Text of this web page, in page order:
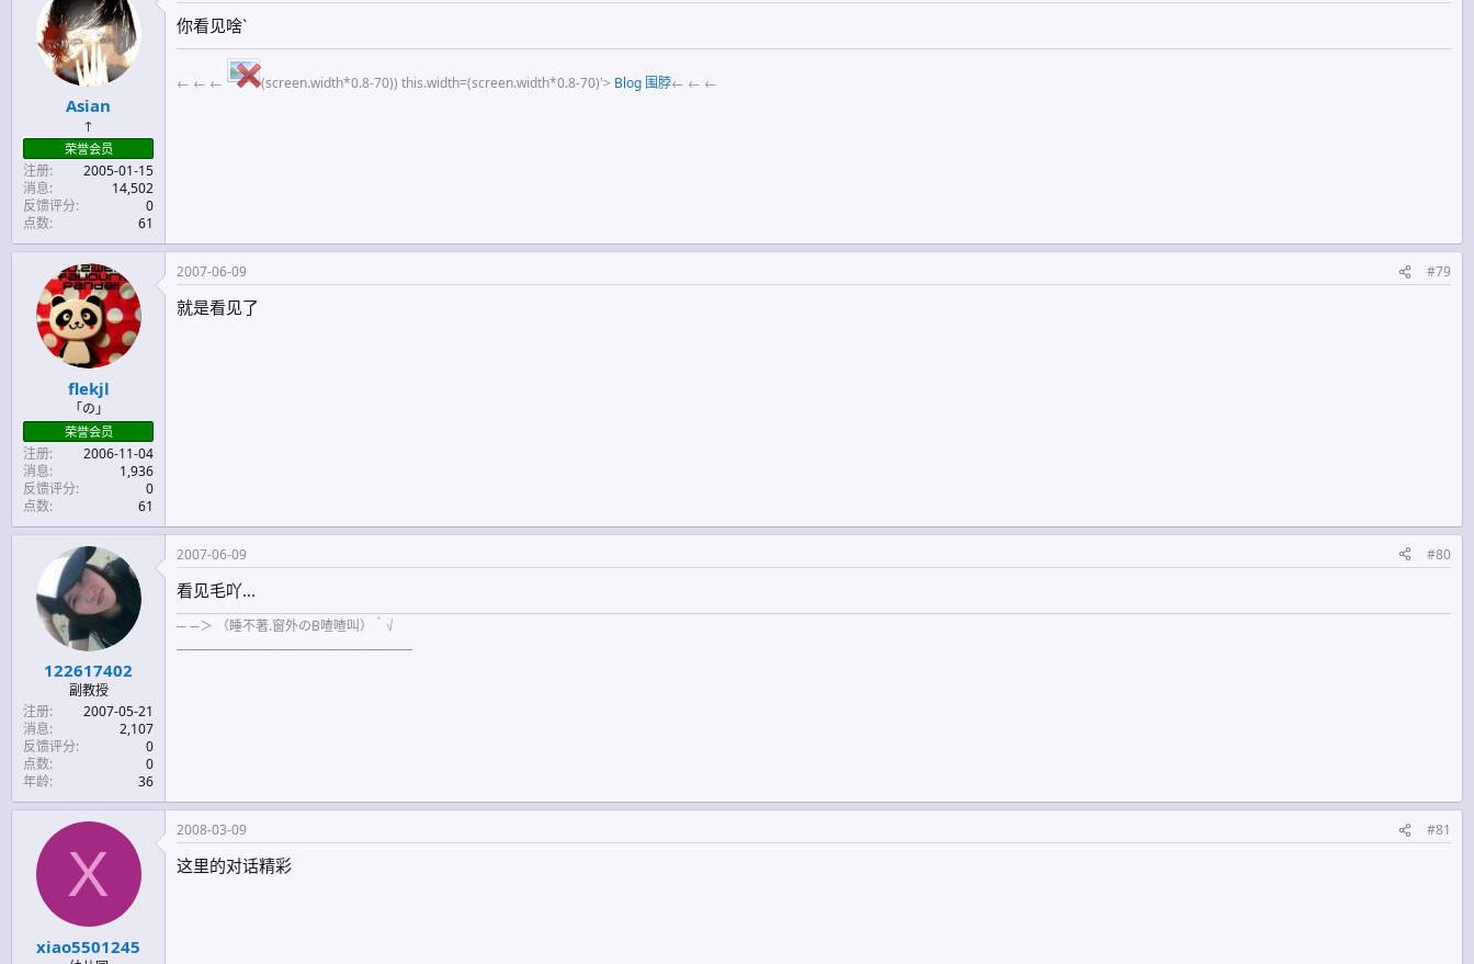
Asian
↑
荣誉会员
注册
2005-01-15
消息
14,502
反馈评分
0
点数
61
你看见啥`
← ← ← (screen.width*0.8-70)) this.width=(screen.width*0.8-70)'> Blog 围脖← ← ←
flekjl
「の」
荣誉会员
注册
2006-11-04
消息
1,936
反馈评分
0
点数
61
2007-06-09 #79
就是看见了
122617402
副教授
注册
2007-05-21
消息
2,107
反馈评分
0
点数
0
年龄
36
2007-06-09 #80
看见毛吖...
─ ─＞ （睡不著.窗外のB喳喳叫）｀√
X
xiao5501245
2008-03-09 #81
这里的对话精彩